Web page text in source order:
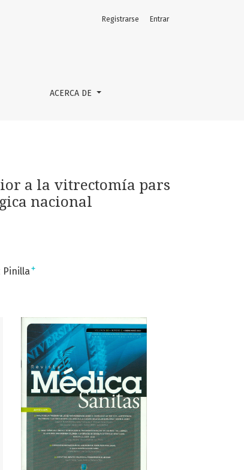
pronósticos en la fundación oftalmológica
ACERCA DE
Registrarse Entrar
a la vitrectomía pars
nacional
Pinilla +